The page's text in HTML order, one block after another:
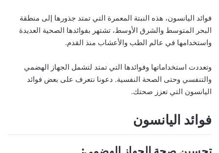
فوائد اليانسون، هذه النبتة المعمرة التي تمتد جذورها إلى منطقة
البحر المتوسط والشرق الأوسط، تشتهر بفوائدها الصحية العديدة
واستخدامها في عالم الطب والأعشاب منذ القدم.
وتعددت استخداماتها وفوائدها التي تمتد لتشمل الجهاز الهضمي
والتنفسي وحتى الصحة النفسية. دعونا نتعرف على بعض فوائد
اليانسون التي تعزز صحتك.
فوائد اليانسون